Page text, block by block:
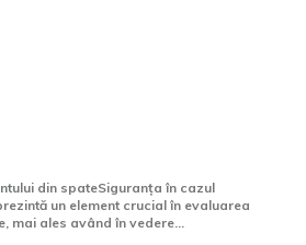
din spateSiguranța în cazul
un element crucial în evaluarea
mai ales având în vedere...